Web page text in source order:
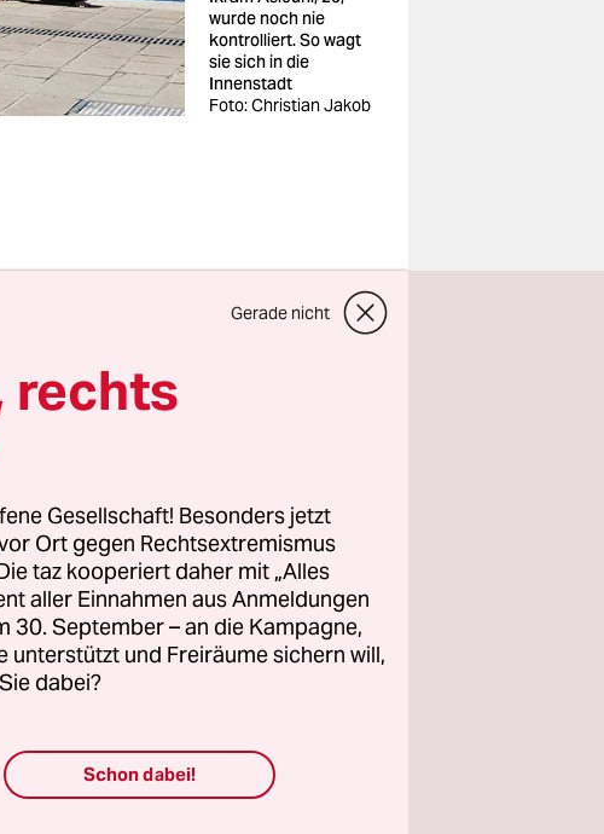
wurde noch nie
kontrolliert. So wagt
sie sich in die
Innenstadt
Foto: Christian Jakob
Wohnung
nur wenige
Kilogramm
IS. In der
in Ermont
einem Vorort
Terrorismus
herum laufen
Gerade nicht
rechts
Gesellschaft! Besonders jetzt
Ort gegen Rechtsextremismus
taz kooperiert daher mit „Alles
aller Einnahmen aus Anmeldungen
30. September – an die Kampagne,
unterstützt und Freiräume sichern will,
dabei?
Schon dabei!